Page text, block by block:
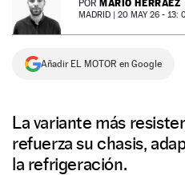
NEWSLETTER
SÍGUENOS
POR MARIO HERRÁEZ
MADRID | 20 MAY 26 - 13:
Añadir EL MOTOR en Google
La variante más
refuerza su chasis,
la refrigeración.